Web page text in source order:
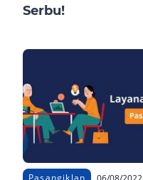
Serbu!
Pasangiklan